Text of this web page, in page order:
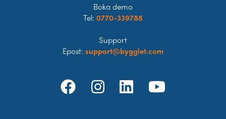
Boka demo
Tel: 0770-339788
Support
Epost: support@bygglet.com